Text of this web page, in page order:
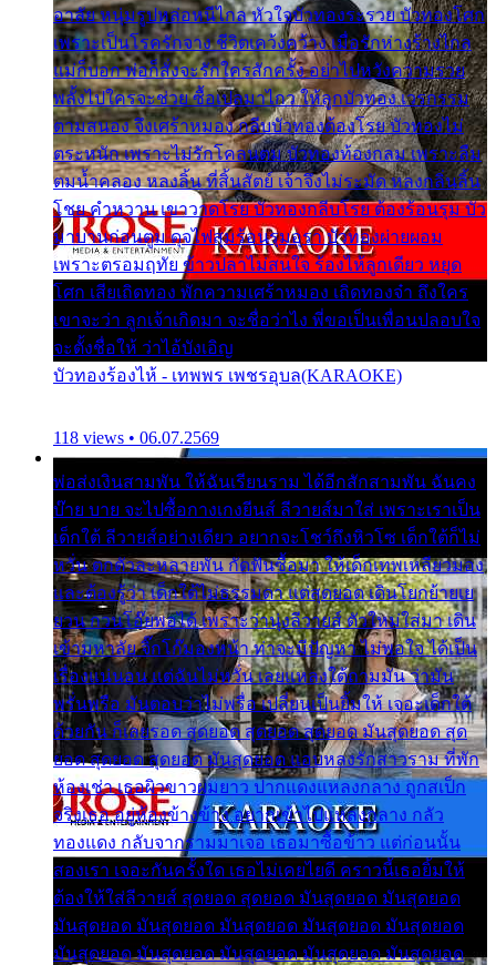
อาลัย หนุ่มรูปหล่อหนีไกล หัวใจบัวทองระรวย บัวทองโศก
เพราะเป็นโรครักจาง ชีวิตเคว้งคว้าง เมื่อรักห่างร้างไกล
แม่ก็บอก พ่อก็สั่งจะรักใครสักครั้ง อย่าไปหวังความรวย
พลั้งไปใครจะช่วย ซื้อเปลมาไกว ให้ลูกบัวทอง เวรกรรม
ตามสนอง จึงเศร้าหมอง กลีบบัวทองต้องโรย บัวทองไม่
ตระหนัก เพราะไม่รักโคลนตม บัวทองท้องกลม เพราะลืม
ตมน้ำคลอง หลงลิ้น ที่สิ้นสัตย์ เจ้าจึงไม่ระมัด หลงกลิ่นลิ้น
โชย คำหวาน เขาวาดโรย บัวทองกลีบโรย ต้องร้อนรุม บัว
มาบานก่อนตูม ดุจไฟสุมร้อนรุมอุรา บัวทองผ่ายผอม
เพราะตรอมฤทัย ข้าวปลาไม่สนใจ ร้องไห้ลูกเดียว หยุด
โศก เสียเถิดทอง พักความเศร้าหมอง เถิดทองจ๋า ถึงใคร
เขาจะว่า ลูกเจ้าเกิดมา จะชื่อว่าไง พี่ขอเป็นเพื่อนปลอบใจ
จะตั้งชื่อให้ ว่าไอ้บังเอิญ
บัวทองร้องไห้ - เทพพร เพชรอุบล(KARAOKE)
118 views • 06.07.2569
พ่อส่งเงินสามพัน ให้ฉันเรียนราม ได้อีกสักสามพัน ฉันคง
บ๊าย บาย จะไปซื้อกางเกงยีนส์ ลีวายส์มาใส่ เพราะเราเป็น
เด็กใต้ ลีวายส์อย่างเดียว อยากจะโชว์ถึงหิวโซ เด็กใต้ก็ไม่
หวั่น ตกตัวละหลายพัน กัดฟันซื้อมา ให้เด็กเทพเหลียวมอง
และต้องรู้ว่า เด็กใต้ไม่ธรรมดา แต่สุดยอด เดินโยกย้ายเย
ยวน กวนโอ๊ยพอได้ เพราะว่านุ่งลีวายส์ ตัวใหม่ใส่มา เดิน
เข้ามหาลัย จิ๊กโก๊มองหน้า ท่าจะมีปัญหา ไม่พอใจ ได้เป็น
เรื่องแน่นอน แต่ฉันไม่หวั่น เลยแหลงใต้ถามมัน ว่ามัน
พรั่นพรือ มันตอบว่าไม่พรื่อ เปลี่ยนเป็นยิ้มให้ เจอะเด็กใต้
ด้วยกัน ก็เลยรอด สุดยอด สุดยอด สุดยอด มันสุดยอด สุด
ยอด สุดยอด สุดยอด มันสุดยอด แอบหลงรักสาวราม ที่พัก
ห้องเช่า เธอผิวขาวผมยาว ปากแดงแหลงกลาง ถูกสเป็ก
จริงเธอ อยู่ห้องข้างข้าง อยากเข้าไปแหลงกลาง กลัว
ทองแดง กลับจากรามมาเจอ เธอมาซื้อข้าว แต่ก่อนนั้น
สองเรา เจอะกันครั้งใด เธอไม่เคยไยดี คราวนี้เธอยิ้มให้
ต้องให้ใส่ลีวายส์ สุดยอด สุดยอด มันสุดยอด มันสุดยอด
มันสุดยอด มันสุดยอด มันสุดยอด มันสุดยอด มันสุดยอด
มันสุดยอด มันสุดยอด มันสุดยอด มันสุดยอด มันสุดยอด